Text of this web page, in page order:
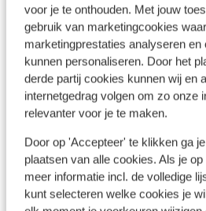
voor je te onthouden. Met jouw
gebruik van marketingcookies
marketingprestaties analyseren en
kunnen personaliseren. Door het
derde partij cookies kunnen wij en
internetgedrag volgen om zo onze
relevanter voor je te maken.
Door op 'Accepteer' te klikken ga
plaatsen van alle cookies. Als je op
meer informatie incl. de volledige
kunt selecteren welke cookies je
Populaire